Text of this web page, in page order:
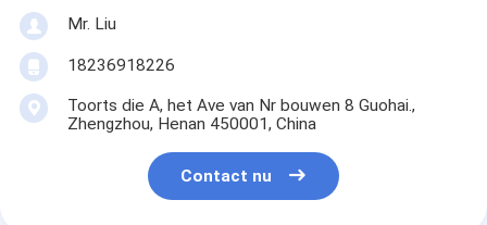
Mr. Liu
18236918226
Toorts die A, het Ave van Nr bouwen 8 Guohai.,
Zhengzhou, Henan 450001, China
Contact nu